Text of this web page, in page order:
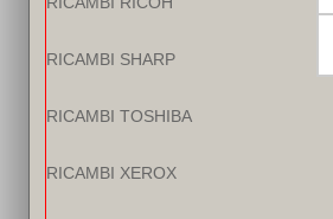
RICAMBI SHARP
RICAMBI TOSHIBA
RICAMBI XEROX